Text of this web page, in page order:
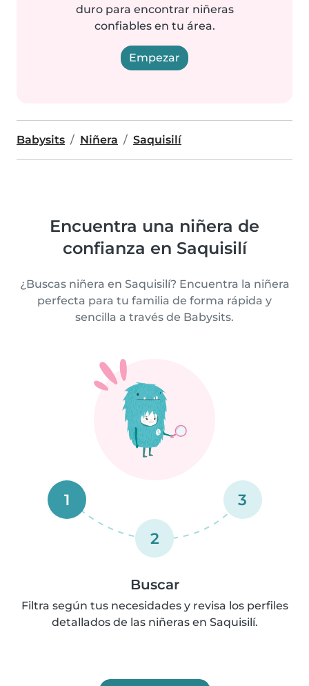
duro para encontrar niñeras
confiables en tu área.
Empezar
Babysits Niñera Saquisilí
Encuentra una niñera de
confianza en Saquisilí
¿Buscas niñera en Saquisilí? Encuentra la niñera
perfecta para tu familia de forma rápida y
sencilla a través de Babysits.
1
2
3
Buscar
Filtra según tus necesidades y revisa los perfiles
detallados de las niñeras en Saquisilí.